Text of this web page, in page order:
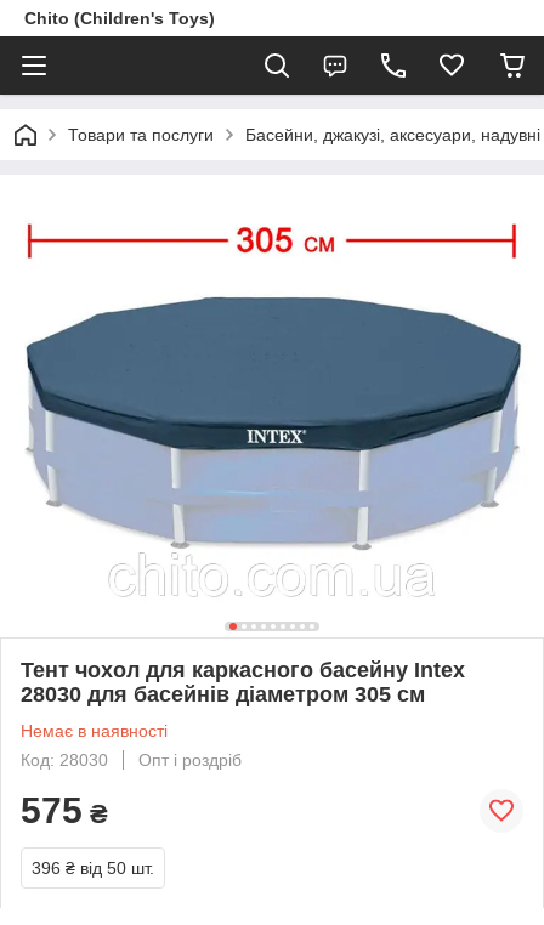
Chito (Children's Toys)
Товари та послуги Басейни, джакузі, аксесуари,
Тент чохол для каркасного басейну Intex
28030 для басейнів діаметром 305 см
Немає в наявності
Код: 28030
Опт і роздріб
575 ₴
396 ₴ від 50 шт.